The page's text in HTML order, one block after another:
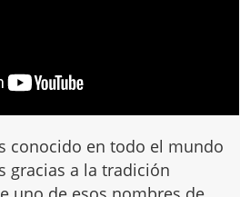
conocido en todo el mundo
gracias a la tradición